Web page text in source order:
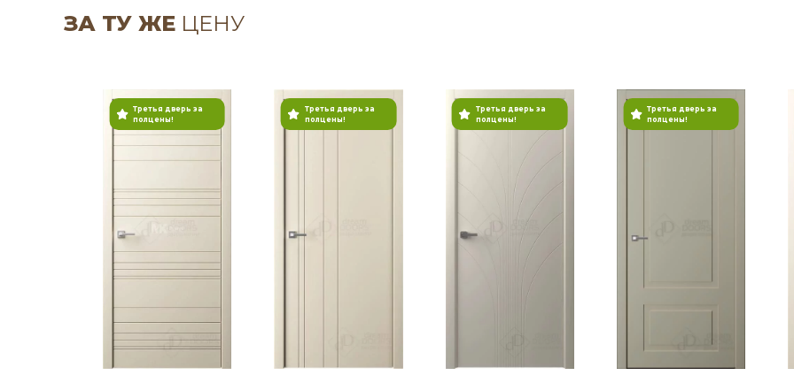
ЗА ТУ ЖЕ ЦЕНУ
Третья дверь за
полцены!
Третья дверь за
полцены!
Третья дверь за
полцены!
Третья дверь за
полцены!